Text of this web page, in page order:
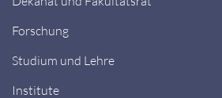
Forschung
Studium und Lehre
Institute